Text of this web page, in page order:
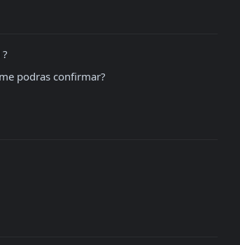
podras confirmar?